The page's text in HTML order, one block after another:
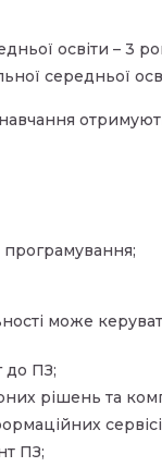
освіти – 3
середньої
навчання
програмування;
може
до ПЗ;
рішень та
ПЗ;